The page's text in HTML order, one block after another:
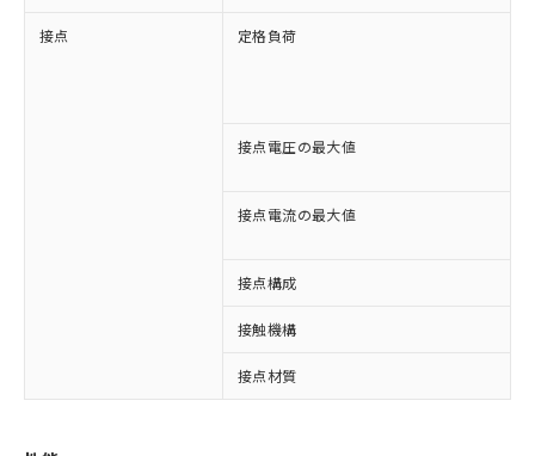
接点 定格負荷
接点電圧の最大値
接点電流の最大値
接点構成
接触機構
接点材質
対応済み：EU RoHS指令（10物質）の